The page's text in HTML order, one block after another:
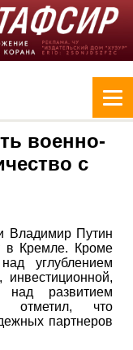
военно-
с
Владимир Путин
в Кремле. Кроме
углублением
инвестиционной,
над развитием
отметил, что
партнеров